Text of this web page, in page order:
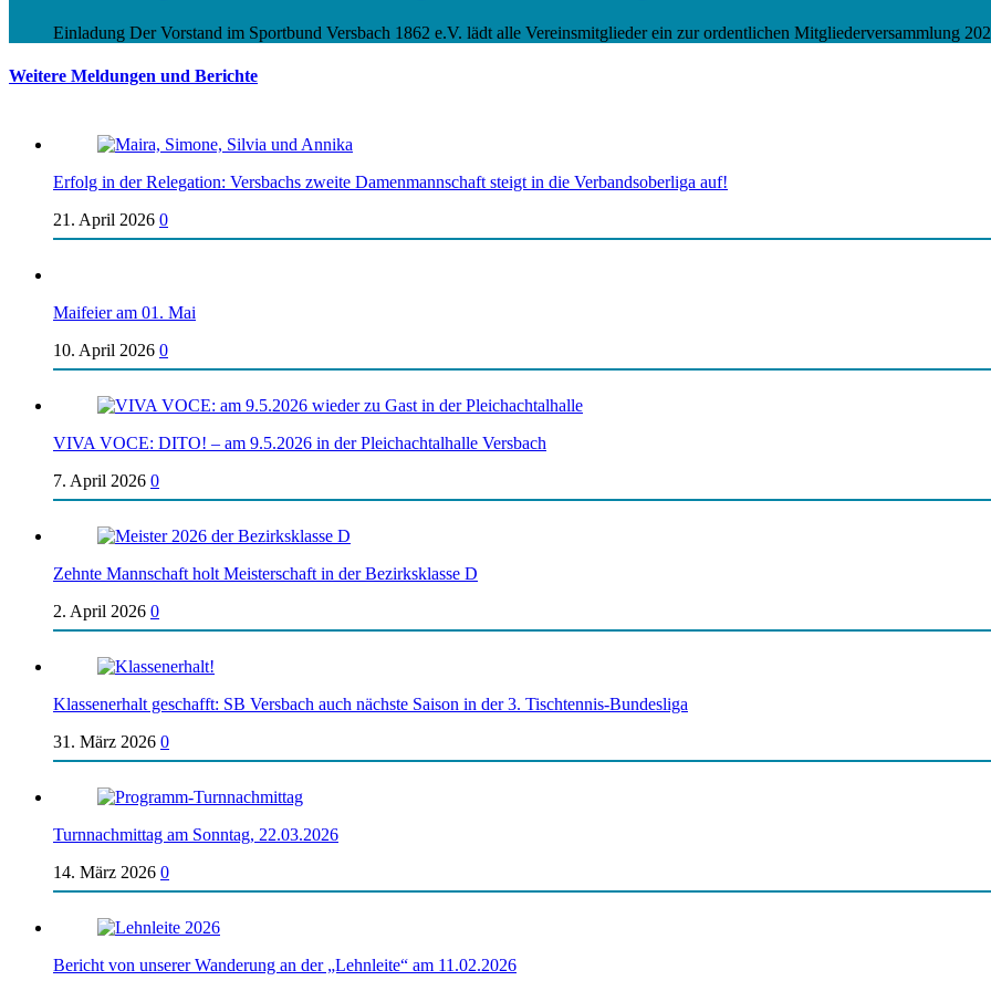
Einladung Der Vorstand im Sportbund Versbach 1862 e.V. lädt alle Vereinsmitglieder ein zur ordentlichen Mitgliederversammlung
Weitere Meldungen und Berichte
Erfolg in der Relegation: Versbachs zweite Damenmannschaft steigt in die Verbandsoberliga auf!
21. April 2026 0
Maifeier am 01. Mai
10. April 2026 0
VIVA VOCE: DITO! – am 9.5.2026 in der Pleichachtalhalle Versbach
7. April 2026 0
Zehnte Mannschaft holt Meisterschaft in der Bezirksklasse D
2. April 2026 0
Klassenerhalt geschafft: SB Versbach auch nächste Saison in der 3. Tischtennis-Bundesliga
31. März 2026 0
Turnnachmittag am Sonntag, 22.03.2026
14. März 2026 0
Bericht von unserer Wanderung an der „Lehnleite“ am 11.02.2026